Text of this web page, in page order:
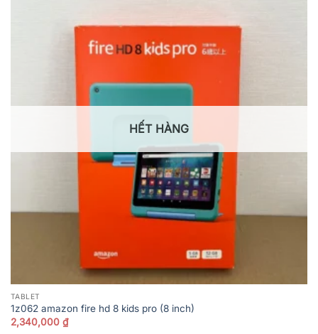
HẾT HÀNG
TABLET
1z062 amazon fire hd 8 kids pro (8 inch)
2,340,000 ₫